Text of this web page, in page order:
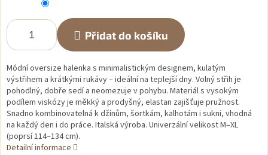
Přidat do košíku
Módní oversize halenka s minimalistickým designem, kulatým
výstřihem a krátkými rukávy – ideální na teplejší dny. Volný střih je
pohodlný, dobře sedí a neomezuje v pohybu. Materiál s vysokým
podílem viskózy je měkký a prodyšný, elastan zajišťuje pružnost.
Snadno kombinovatelná k džínům, šortkám, kalhotám i sukni, vhodná
na každý den i do práce. Italská výroba. Univerzální velikost M–XL
(poprsí 114–134 cm).
Detailní informace